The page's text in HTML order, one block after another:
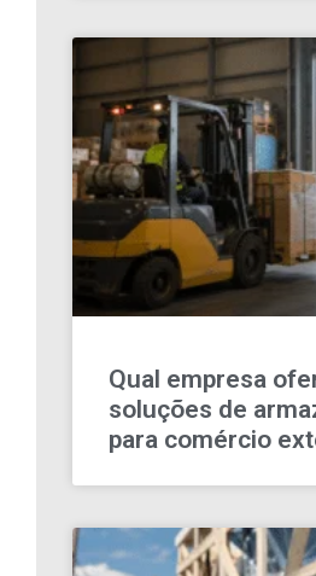
Qual empresa
soluções de
para comércio